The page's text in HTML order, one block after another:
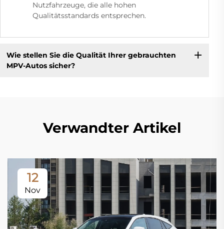
Nutzfahrzeuge, die alle hohen
Qualitätsstandards entsprechen.
Wie stellen Sie die Qualität Ihrer gebrauchten
MPV-Autos sicher?
Verwandter Artikel
12
Nov